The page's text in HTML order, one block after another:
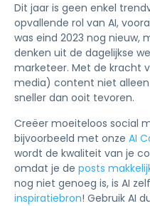
Dit jaar is geen enkel
opvallende rol van AI,
was eind 2023 nog nieuw,
denken uit de dagelijkse
marketeer. Met de kracht
media) content niet
sneller dan ooit tevoren.
Creëer moeiteloos social
bijvoorbeeld met onze AI
wordt de kwaliteit van je
omdat je de posts
nog niet genoeg is, is AI
inspiratiebron! Gebruik AI